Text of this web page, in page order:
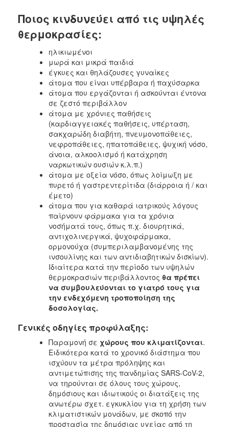
ΔΗΜΟΣ
ΠΟΛΙΤΙΣΜΟΣ
Ποιος κινδυνεύει από τις υψηλές
θερμοκρασίες:
ηλικιωμένοι
μωρά και μικρά παιδιά
έγκυες και θηλάζουσες γυναίκες
άτομα που είναι υπέρβαρα ή παχύσαρκα
άτομα που εργάζονται ή ασκούνται έντονα
σε ζεστό περιβάλλον
άτομα με χρόνιες παθήσεις
(καρδιαγγειακές παθήσεις, υπέρταση,
σακχαρώδη διαβήτη, πνευμονοπάθειες,
νεφροπάθειες, ηπατοπάθειες, ψυχική νόσο,
άνοια, αλκοολισμό ή κατάχρηση
ναρκωτικών ουσιών κ.λ.π.)
άτομα με οξεία νόσο, όπως λοίμωξη με
πυρετό ή γαστρεντερίτιδα (διάρροια ή / και
έμετο)
άτομα που για καθαρά ιατρικούς λόγους
παίρνουν φάρμακα για τα χρόνια
νοσήματά τους, όπως π.χ. διουρητικά,
αντιχολινεργικά, ψυχοφάρμακα,
ορμονούχα (συμπεριλαμβανομένης της
ινσουλίνης και των αντιδιαβητικών δισκίων).
Ιδιαίτερα κατά την περίοδο των υψηλών
θερμοκρασιών περιβάλλοντος θα πρέπει
να συμβουλεύονται το γιατρό τους για
την ενδεχόμενη τροποποίηση της
δοσολογίας.
Γενικές οδηγίες προφύλαξης:
Παραμονή σε χώρους που κλιματίζονται.
Ειδικότερα κατά το χρονικό διάστημα που
ισχύουν τα μέτρα πρόληψης και
αντιμετώπισης της πανδημίας SARS-CoV-2,
να τηρούνται σε όλους τους χώρους,
δημόσιους και ιδιωτικούς οι διατάξεις της
ανωτέρω σχετ. εγκυκλίου για τη χρήση των
κλιματιστικών μονάδων, με σκοπό την
προστασία της δημόσιας υγείας από τη